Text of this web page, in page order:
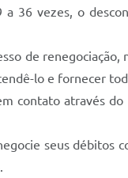
36 vezes, o
de
lo e fornecer
contato através
seus débitos